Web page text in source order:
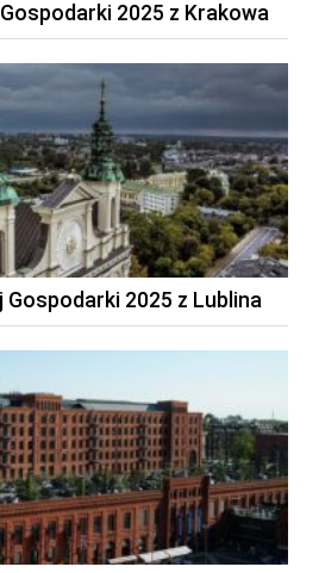
2025 z Krakowa
2025 z Lublina